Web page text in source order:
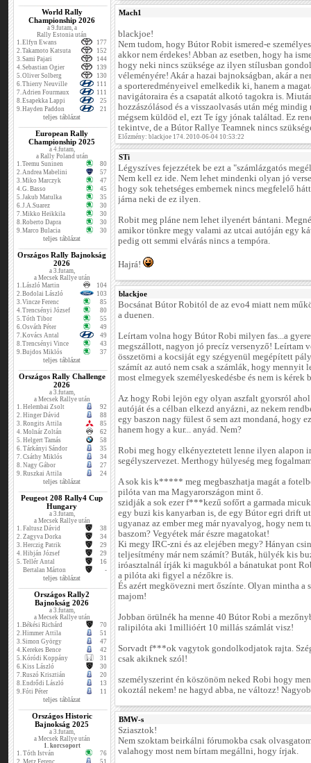
World Rally
Championship 2026
a 9.futam, a
Rally Estonia után
1.Elfyn Ewans
177
2.Takamoto Katsuta
152
3.Sami Pajari
144
4.Sebastian Ogier
139
5.Oliver Solberg
130
6.Thierry Neuville
111
7.Adrien Fourmaux
111
8.Esapekka Lappi
25
9.Hayden Paddon 21
teljes táblázat
European Rally
Championship 2025
a 4.futam,
a Rally Poland után
1.Teemu Suninen
80
2.Andrea Mabelini
57
3.Miko Marczyk
47
4.G. Basso
45
5.Jakub Matulka
35
6.J.A.Suarez
30
7.Mikko Heikkila
30
8.Roberto Dapra
30
9.Marco Bulacia 30
teljes táblázat
Országos Rally Bajnokság
2026
a 3.futam,
a Mecsek Rallye után
1.László Martin
104
2.Bodolai László
103
3.Vincze Ferenc
85
4.Trencsényi József
80
5.Tóth Tibor
55
6.Osváth Péter
49
7.Kovács Antal
49
8.Trencsényi Vince
43
9.Bujdos Miklós 37
teljes táblázat
Országos Rally Challenge
2026
a 3.futam,
a Mecsek Rallye után
1. Helembai Zsolt
92
2. Hinger Dávid
88
3. Rongits Attila
85
4. Molnár Zoltán
62
5. Helgert Tamás
58
6. Tárkányi Sándor
35
7. Csáthy Miklós
34
8. Nagy Gábor
27
9. Ruszkai Attila 24
teljes táblázat
Peugeot 208 Rally4 Cup
Hungary
a 3.futam,
a Mecsek Rallye után
1. Faltusz Dávid
38
2. Zagyva Dorka
34
3. Herczig Patrik
29
4. Hibján József
29
5. Tellér Antal
16
Bertalan Márton
-
teljes táblázat
Országos Rally2
Bajnokság 2026
a 3.futam,
a Mecsek Rallye után
1.Békési Richárd
70
2.Himmer Attila
51
3.Simon György
47
4.Kerekes Bence
42
5.Kóródi Koppány
31
6.Kiss László
30
7.Ruszó Krisztián
20
8.Endrődi László
13
9.Fóti Péter 11
teljes táblázat
Országos Historic
Bajnokság 2025
a 3.futam,
a Mecsek Rallye után
1. korcsoport
1. Tóth István
76
2. Metz Ferenc 51
Mach1
blackjoe!
Nem tudom, hogy Bútor Robit ismered-e
akkor nem érdekes! Abban az esetben, hogy ha
hogy neki nincs szüksége az ilyen stílusban
véleményére! Akár a hazai bajnokságban, akár a
a sporteredményeivel emelkedik ki, hanem a
navigátoraira és a csapatát alkotó tagokra is.
hozzászólásod és a visszaolvasás után még
mégsem küldöd el, ezt Te így jónak találtad. Ez
tekintve, de a Bútor Rallye Teamnek nincs
Előzmény: blackjoe 174. 2010-06-04 10:53:22
STi
Légyszíves fejezzétek be ezt a "számlázgatós
Nem kell ez ide. Nem lehet mindenki olyan jó
hogy sok tehetséges embernek nincs megfelelő
járna neki de ez ilyen.
Robit meg pláne nem lehet ilyenért bántani.
amikor tönkre megy valami az utcai autóján egy
pedig ott semmi elvárás nincs a tempóra.
Hajrá!
blackjoe
Bocsánat Bútor Robitól de az evo4 miatt nem
a duenen.
Leírtam volna hogy Bútor Robi milyen fas...a
megszállott, nagyon jó precíz versenyző! Leírtam
összetörni a kocsiját egy szégyenül megépített
számít az autó nem csak a számlák, hogy mennyit
most elmegyek személyeskedésbe és nem is kérek
Az hogy Robi lejön egy olyan aszfalt gyorsról ahol
autóját és a célban elkezd anyázni, az nekem
egy baszon nagy fülest ő sem azt mondaná, hogy
hanem hogy a kur... anyád. Nem?
Robi meg hogy elkényeztetett lenne ilyen alapon
segélyszervezet. Merthogy hülyeség meg
A sok kis k***** meg megbaszhatja magát a
pilóta van ma Magyarországon mint ő.
szidják a sok ezer f***kezű sofőrt a garmada
egy buzi kis kanyarban is, de egy Bútor egri drift
ugyanaz az ember meg már nyavalyog, hogy nem
baszom? Vegyétek már észre magatokat!
Ki megy IRC-zni és az elejében megy? Hányan
teljesítmény már nem számít? Buták, hülyék kis
iróasztalnál írják ki magukból a bánatukat pont
a pilóta aki figyel a nézőkre is.
És azért megkövezni mert őszínte. Olyan mintha a
majom!
Jobban örülnék ha menne 40 Bútor Robi a
ralipilóta aki 1millióért 10 millás számlát visz!
Sorvadt f***ok vagytok gondolkodjatok rajta.
csak akiknek szól!
személyszerint én köszönöm neked Robi hogy
okoztál nekem! ne hagyd abba, ne változz!
BMW-s
Sziasztok!
Nem szoktam beirkálni fórumokba csak
valahogy most nem bírtam megállni, hogy írjak.